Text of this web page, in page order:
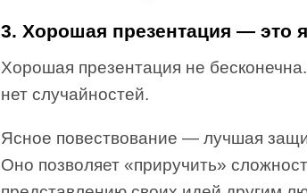
3. Хорошая презентация — это
Хорошая презентация не
нет случайностей.
Ясное повествование — лучшая
Оно позволяет «приручить»